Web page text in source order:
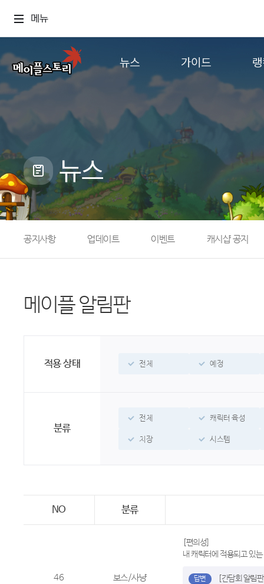
메뉴
뉴스
공지사항
업데이트
캐시샵 공지
메이플 알림판
with maple
가이드
게임정보
직업소개
확률형 아이템
NEXON NOW
뉴스
공지사항 업데이트 이벤트 캐시샵 공지
메이플 알림판
적용 상태 전체 예정
분류
전체 캐릭터 육성
치장 시스템
NO 분류
46 보스/사냥
[편의성]
내 캐릭터에 적용되고 있
[간담회 알림